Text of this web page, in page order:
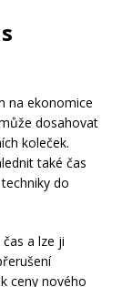
na ekonomice
dosahovat
koleček.
také čas
do
a lze ji
ceny nového